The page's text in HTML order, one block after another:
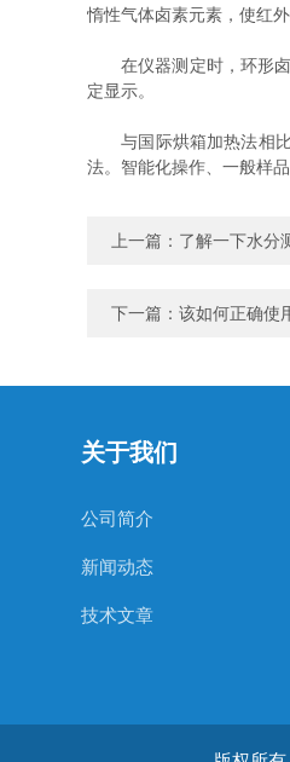
惰性气体卤素元素，使红
在仪器测定时，环形卤
定显示。
与国际烘箱加热法相比
法。智能化操作、一般样
上一篇： 了解一下水分
下一篇： 该如何正确使
关于我们
公司简介
新闻动态
技术文章